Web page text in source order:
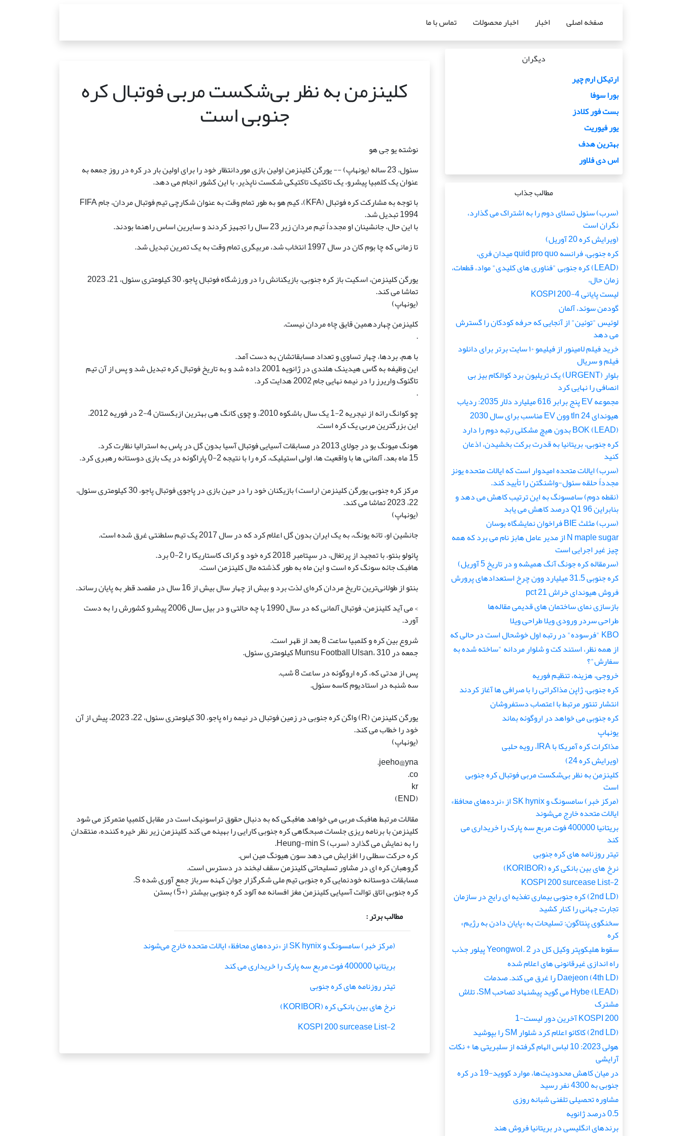
صفخه اصلی اخبار اخبار محصولات تماس با ما
دیگران
ارتیکل ارم چیر
بورا سوفا
بست فور کلادز
یور فیوریت
بهترین هدف
اس دی فلاور
مطالب جذاب
(سرب) سئول تسلای دوم را به اشتراک می گذارد،
نگران است
(ویرایش کره 20 آوریل)
کره جنوبی، فرانسه quid pro quo میدان فری،
(LEAD) کره جنوبی "فناوری های کلیدی" مواد، قطعات،
زمان حال،
لیست پایانی KOSPI 200-4
گودمن سوئد، آلمان
لوئیس "توئین" از آنجایی که حرفه کودکان را گسترش
می دهد
خرید فیلم لامینور از فیلیمو ۱۰ سایت برتر برای دانلود
فیلم و سریال
بلوار (URGENT) یک تریلیون برد کوالکام بیز بی
انصافی را نهایی کرد
مجموعه EV پنج برابر 616 میلیارد دلار 2035: ردیاب
هیوندای 24 tln وون EV مناسب برای سال 2030
(LEAD) BOK بدون هیچ مشکلی رتبه دوم را دارد
کره جنوبی، بریتانیا به قدرت برکت بخشیدن، اذعان
کنید
(سرب) ایالات متحده امیدوار است که ایالات متحده یونز
مجدداً حلقه سئول-واشنگتن را تأیید کند.
(نقطه دوم) سامسونگ به این ترتیب کاهش می دهد و
بنابراین Q1 96 درصد کاهش می یابد
(سرب) مثلث BIE فراخوان نمایشگاه بوسان
N maple sugar از مدیر عامل هابز نام می برد که همه
چیز غیر اجرایی است
(سرمقاله کره جونگ آنگ همیشه و در تاریخ 5 آوریل)
کره جنوبی 31.5 میلیارد وون چرخ استعدادهای پرورش
فروش هیوندای خراش 21 pct
بازسازی نمای ساختمان های قدیمی مقاله‌ها
طراحی سردر ورودی ویلا طراحی ویلا
KBO "فرسوده" در رتبه اول خوشحال است در حالی که
از همه نظر، استند کت و شلوار مردانه "ساخته شده به
سفارش"؟
خروجی، هزینه، تنظیم فوریه
کره جنوبی، ژاپن مذاکراتی را با صرافی ها آغاز کردند
انتشار تنتور مرتبط با اعتصاب دستفروشان
کره جنوبی می خواهد در اروگوئه بماند
یونهاپ
مذاکرات کره آمریکا با IRA، رویه حلبی
(ویرایش کره 24)
کلینزمن به نظر بی‌شکست مربی فوتبال کره جنوبی
است
(مرکز خبر) سامسونگ و SK hynix از «نرده‌های محافظ»
ایالات متحده خارج می‌شوند
بریتانیا 400000 فوت مربع سه پارک را خریداری می
کند
تیتر روزنامه های کره جنوبی
نرخ های بین بانکی کره (KORIBOR)
KOSPI 200 surcease List-2
(2nd LD) کره جنوبی بیماری تغذیه ای رایج در سازمان
تجارت جهانی را کنار کشید
سخنگوی پنتاگون: تسلیحات به «پایان دادن به رژیم»
کره
سقوط هلیکوپتر وکیل کل در Yeongwol. 2 پیلور جذب
راه اندازی غیرقانونی های اعلام شده
(4th LD) Daejeon را غرق می کند. صدمات
(LEAD) Hybe می گوید پیشنهاد تصاحب SM، تلاش
مشترک
KOSPI 200 آخرین دور لیست-1
(2nd LD) کاکائو اعلام کرد شلوار SM را بپوشید
هولی 2023: 10 لباس الهام گرفته از سلبریتی ها + نکات
آرایشی
در میان کاهش محدودیت‌ها، موارد کووید-19 در کره
جنوبی به 4300 نفر رسید
مشاوره تحصیلی تلفنی شبانه روزی
0.5 درصد ژانویه
برندهای انگلیسی در بریتانیا فروش هند
کلینزمن به نظر بی‌شکست مربی فوتبال کره
جنوبی است
نوشته یو جی هو
سئول، 23 ساله (یونهاپ) -- یورگن کلینزمن اولین بازی موردانتظار خود را برای اولین بار در کره در روز جمعه به
عنوان یک کلمبیا پیشرو، یک تاکتیک تاکتیکی شکست ناپذیر، با این کشور انجام می دهد.
با توجه به مشارکت کره فوتبال (KFA)، کیم هو به طور تمام وقت به عنوان شکارچی تیم فوتبال مردان، جام FIFA
1994 تبدیل شد.
با این حال، جانشینان او مجدداً تیم مردان زیر 23 سال را تجهیز کردند و سایرین اساس راهنما بودند.
تا زمانی که چا بوم کان در سال 1997 انتخاب شد، مربیگری تمام وقت به یک تمرین تبدیل شد.
یورگن کلینزمن، اسکیت باز کره جنوبی، بازیکنانش را در ورزشگاه فوتبال پاجو، 30 کیلومتری سئول، 21، 2023
تماشا می کند.
(یونهاپ)
کلینزمن چهاردهمین قایق چاه مردان نیست.
.
با هم، بردها، چهار تساوی و تعداد مسابقاتشان به دست آمد.
این وظیفه به گاس هیدینک هلندی در ژانویه 2001 داده شد و به تاریخ فوتبال کره تبدیل شد و پس از آن تیم
تاگئوک واریرز را در نیمه نهایی جام 2002 هدایت کرد.
.
چو کوانگ رائه از نیجریه 2-1 یک سال باشکوه 2010، و چوی کانگ هی بهترین ازبکستان 4-2 در فوریه 2012.
این بزرگترین مربی یک کره است.
هونگ میونگ بو در جولای 2013 در مسابقات آسیایی فوتبال آسیا بدون گل در پاس به استرالیا نظارت کرد.
15 ماه بعد، آلمانی ها با واقعیت ها، اولی استیلیک، کره را با نتیجه 2-0 پاراگوئه در یک بازی دوستانه رهبری کرد.
مرکز کره جنوبی یورگن کلینزمن (راست) بازیکنان خود را در حین بازی در پاجوی فوتبال پاجو، 30 کیلومتری سئول،
22، 2023 تماشا می کند.
(یونهاپ)
جانشین او، تائه یونگ، به یک ایران بدون گل اعلام کرد که در سال 2017 یک تیم سلطنتی غرق شده است.
پائولو بنتو، با تمجید از پرتغال، در سپتامبر 2018 کره خود و کراک کاستاریکا را 2-0 برد.
هافبک جائه سونگ کره است و این ماه به طور گذشته مال کلینزمن است.
بنتو از طولانی‌ترین تاریخ مردان کره‌ای لذت برد و بیش از چهار سال بیش از 16 سال در مقصد قطر به پایان رساند.
> می آید کلینزمن، فوتبال آلمانی که در سال 1990 با چه حالتی و در بیل سال 2006 پیشرو کشورش را به دست
آورد.
شروع بین کره و کلمبیا ساعت 8 بعد از ظهر است.
جمعه در Munsu Football Ulsan، 310 کیلومتری سئول.
پس از مدتی که، کره اروگوئه در ساعت 8 شب.
سه شنبه در استادیوم کاسه سئول.
یورگن کلینزمن (R) واگن کره جنوبی در زمین فوتبال در نیمه راه پاجو، 30 کیلومتری سئول، 22، 2023، پیش از آن
خود را خطاب می کند.
(یونهاپ)
jeeho@yna.
co.
kr
(END)
مقالات مرتبط هافبک مربی می خواهد هافبکی که به دنبال حقوق تراسونیک است در مقابل کلمبیا متمرکز می شود
کلینزمن با برنامه ریزی جلسات صبحگاهی کره جنوبی کارایی را بهینه می کند کلینزمن زیر نظر خیره کننده، منتقدان
را به نمایش می گذارد (سرب) Heung-min S.
کره حرکت سطلی را افزایش می دهد سون هیونگ مین اس.
گروهبان کره ای در مشاور تسلیحاتی کلینزمن سقف لبخند در دسترس است.
مسابقات دوستانه خودنمایی کره جنوبی تیم ملی شکرگزار جوان کهنه سرباز جمع آوری شده S.
کره جنوبی اتاق توالت آسیایی کلینزمن مغز افسانه مه آلود کره جنوبی بیشتر (+5) بستن
مطالب برتر :
(مرکز خبر) سامسونگ و SK hynix از «نرده‌های محافظ» ایالات متحده خارج می‌شوند
بریتانیا 400000 فوت مربع سه پارک را خریداری می کند
تیتر روزنامه های کره جنوبی
نرخ های بین بانکی کره (KORIBOR)
KOSPI 200 surcease List-2